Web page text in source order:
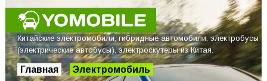
Китайские электромобили, гибридные автомобили, электробусы
(электрические автобусы), электроскутеры из Китая.
Главная
Электромобиль